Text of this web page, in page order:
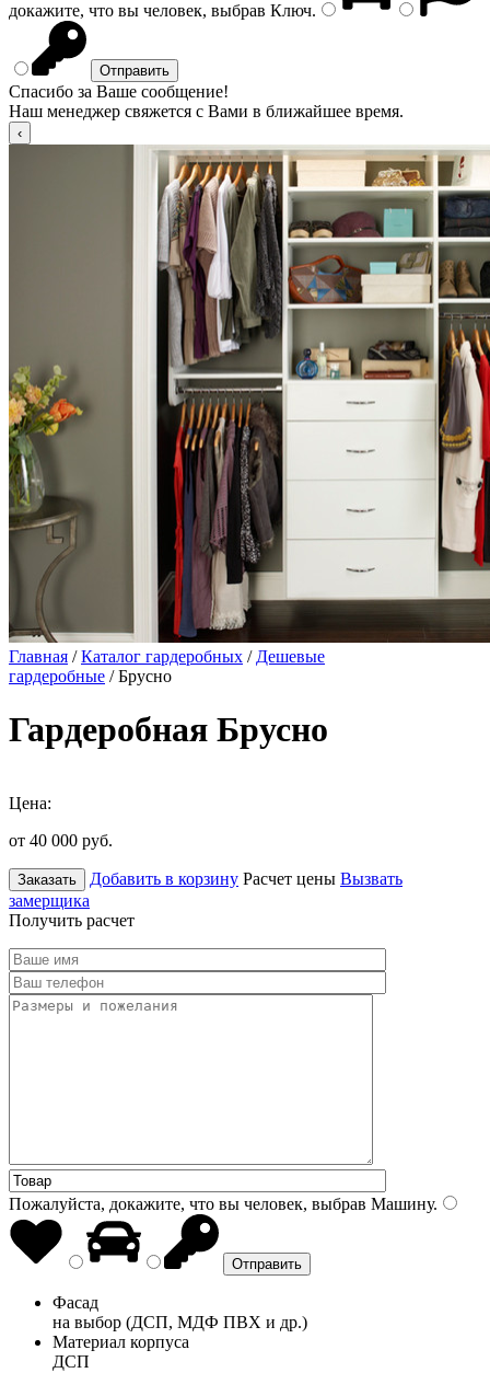
докажите, что вы человек, выбрав Ключ.
Спасибо за Ваше сообщение!
Наш менеджер свяжется с Вами в ближайшее время.
Главная /Каталог гардеробных / Дешевые
гардеробные / Брусно
Гардеробная Брусно
Цена:
от 40 000 руб.
Заказать Добавить в корзину Расчет цены Вызвать
замерщика
Получить расчет
Пожалуйста, докажите, что вы человек, выбрав Машину.
Фасад
на выбор (ДСП, МДФ ПВХ и др.)
Материал корпуса
ДСП